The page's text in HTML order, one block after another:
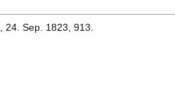
Sep. 1823, 913.